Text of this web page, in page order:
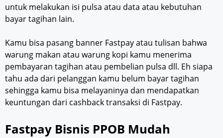
untuk melakukan isi pulsa atau data atau kebutuhan
bayar tagihan lain.
Kamu bisa pasang banner Fastpay atau tulisan bahwa
warung makan atau warung kopi kamu menerima
pembayaran tagihan atau pembelian pulsa dll. Eh siapa
tahu ada dari pelanggan kamu belum bayar tagihan
sehingga kamu bisa melayaninya dan mendapatkan
keuntungan dari cashback transaksi di Fastpay.
Fastpay Bisnis PPOB Mudah